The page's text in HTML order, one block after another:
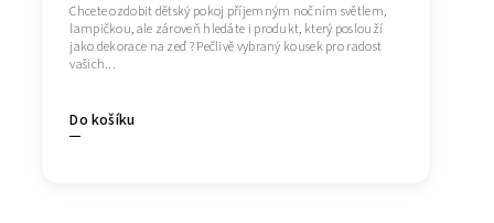
Do košíku
Chcete ozdobit dětský pokoj příjemným nočním světlem,
lampičkou, ale zároveň hledáte i produkt, který poslouží
jako dekorace na zeď ? Pečlivě vybraný kousek pro radost
vašich...